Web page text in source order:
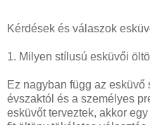
Kérdések és válaszok
1. Milyen stílusú esküvői
Ez nagyban függ az
évszaktól és a személyes
esküvőt terveztek, akkor